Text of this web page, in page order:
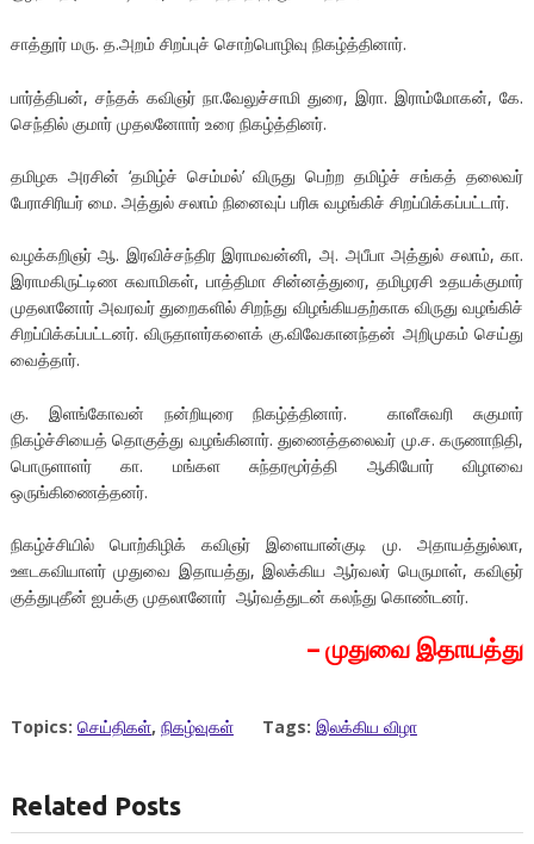
சாத்தூர் மரு. த.அறம் சிறப்புச் சொற்பொழிவு நிகழ்த்தினார்.
பார்த்திபன், சந்தக் கவிஞர் நா.வேலுச்சாமி துரை, இரா. இராம்மோகன், கே.
செந்தில் குமார் முதலனாோர் உரை நிகழ்த்தினர்.
தமிழக அரசின் ‘தமிழ்ச் செம்மல்’ விருது பெற்ற தமிழ்ச் சங்கத் தலைவர்
பேராசிரியர் மை. அத்துல் சலாம் நினைவுப் பரிசு வழங்கிச் சிறப்பிக்கப்பட்டார்.
வழக்கறிஞர் ஆ. இரவிச்சந்திர இராமவன்னி, அ. அபீபா அத்துல் சலாம், கா.
இராமகிருட்டிண சுவாமிகள், பாத்திமா சின்னத்துரை, தமிழரசி உதயக்குமார்
முதலானோர் அவரவர் துறைகளில் சிறந்து விழங்கியதற்காக விருது வழங்கிச்
சிறப்பிக்கப்பட்டனர். விருதாளர்களைக் கு.விவேகானந்தன் அறிமுகம் செய்து
வைத்தார்.
கு. இளங்கோவன் நன்றியுரை நிகழ்த்தினார். காளீசுவரி சுகுமார்
நிகழ்ச்சியைத் தொகுத்து வழங்கினார். துணைத்தலைவர் மு.ச. கருணாநிதி,
பொருளாளர் கா. மங்கள சுந்தரமூர்த்தி ஆகியோர் விழாவை
ஒருங்கிணைத்தனர்.
நிகழ்ச்சியில் பொற்கிழிக் கவிஞர் இளையான்குடி மு. அதாயத்துல்லா,
ஊடகவியாளர் முதுவை இதாயத்து, இலக்கிய ஆர்வலர் பெருமாள், கவிஞர்
குத்துபுதீன் ஐபக்கு முதலானோர் ஆர்வத்துடன் கலந்து கொண்டனர்.
– முதுவை இதாயத்து
Topics: செய்திகள், நிகழ்வுகள் Tags: இலக்கிய விழா
Related Posts